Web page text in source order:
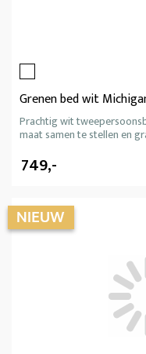
Grenen bed wit
Prachtig wit
maat samen te stellen en
749,-